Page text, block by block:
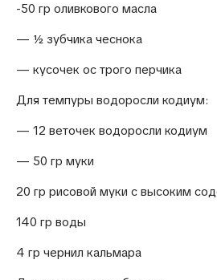
-50 гр оливкового масла
— ½ зубчика чеснока
— кусочек ос трого перчика
Для темпуры водоросли кодиум:
— 12 веточек водоросли кодиум
— 50 гр муки
20 гр рисовой муки с высоким
140 гр воды
4 гр чернил кальмара